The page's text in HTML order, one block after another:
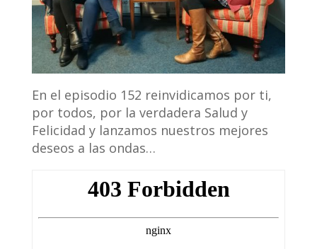
En el episodio 152 reinvidicamos por ti,
por todos, por la verdadera Salud y
Felicidad y lanzamos nuestros mejores
deseos a las ondas…